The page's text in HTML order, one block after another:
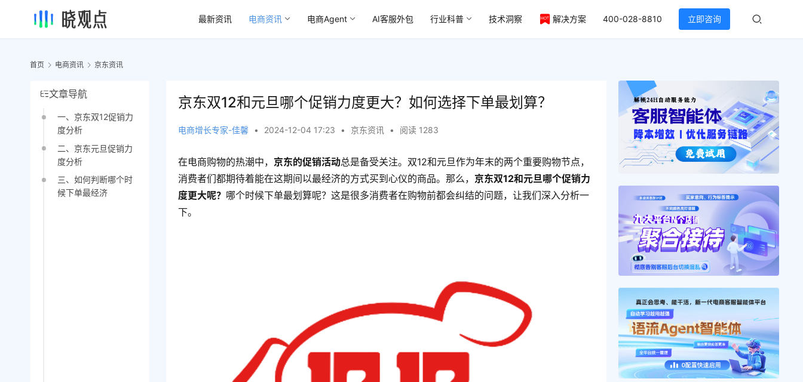
最新资讯 电商资讯 电商Agent AI客服外包 行业科普 技术洞察 解决方案 400-028-8810 立即咨询
首页 电商资讯 京东资讯
文章导航
一、京东双12促销力
度分析
二、京东元旦促销力
度分析
三、如何判断哪个时
候下单最经济
京东双12和元旦哪个促销力度更大？如何选择下单最划算？
电商增长专家-佳馨 • 2024-12-04 17:23 • 京东资讯 • 阅读 1283
在电商购物的热潮中， 京东的促销活动总是备受关注。双12和元旦作为年末的两个重要购物节点，
消费者们都期待着能在这期间以最经济的方式买到心仪的商品。那么， 京东双12和元旦哪个促销力
度更大呢？ 哪个时候下单最划算呢？这是很多消费者在购物前都会纠结的问题，让我们深入分析一
下。